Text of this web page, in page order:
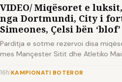
VIDEO/ Miqësoret e
nga Dortmundi, City i
Simeones, Çelsi bën ‘blof’
Parditja e sotme rezervoi disa
mes Mançester Sitit dhe Atletiko
16h KAMPIONATI BOTEROR